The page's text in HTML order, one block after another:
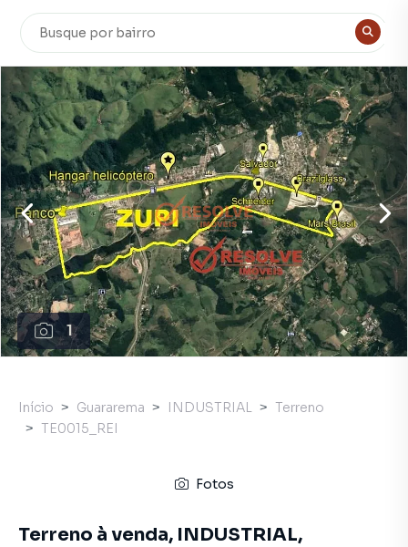
1
Início Guararema INDUSTRIAL
Terreno
TE0015_REI
Fotos
Terreno à venda, INDUSTRIAL,